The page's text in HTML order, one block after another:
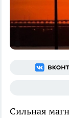
Сильная